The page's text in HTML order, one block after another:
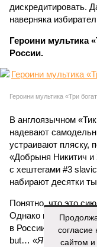
дискредитировать.
наверняка
Героини мультика
России.
Героини мультика «Три
В англоязычном
надевают
устраивают пляску,
«Добрыня Никитич и
с хештегами #3
набирают десятки
Понятно, что это
Однако можно
в России соцсеть
but… «Я не русский/
сайтом